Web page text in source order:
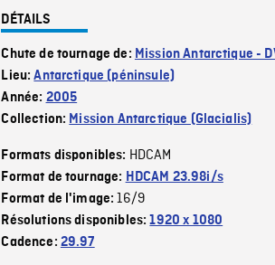
DÉTAILS
Chute de tournage de: Mission Antarctique -
Lieu:Antarctique (péninsule)
Année: 2005
Collection: Mission Antarctique (Glacialis)
Formats disponibles: HDCAM
Format de tournage: HDCAM 23.98i/s
Format de l'image:16/9
Résolutions disponibles:1920 x 1080
Cadence: 29.97